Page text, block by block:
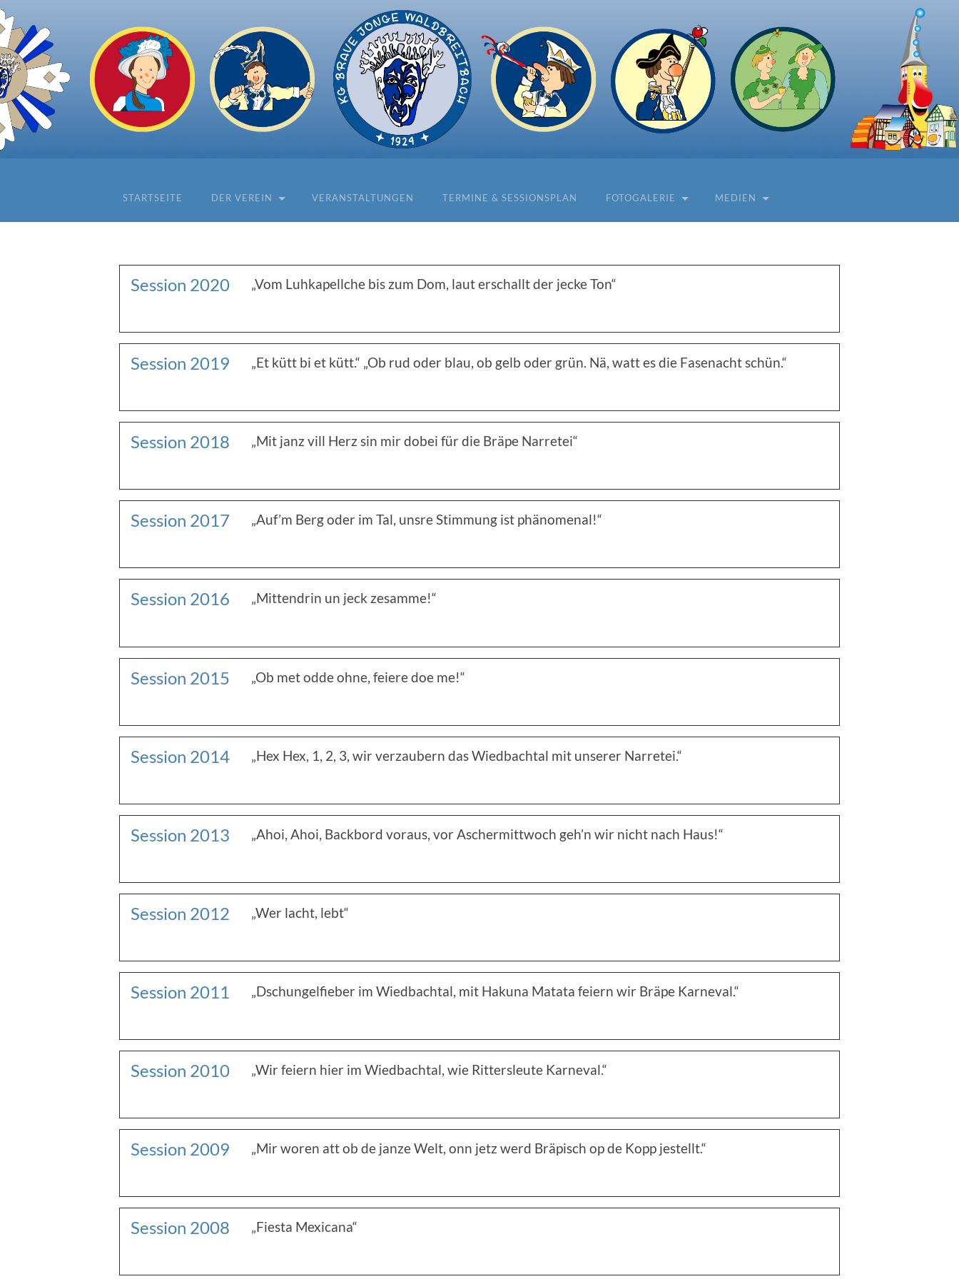
STARTSEITE DER VEREIN VERANSTALTUNGEN TERMINE & SESSIONSPLAN FOTOGALERIE MEDIEN
Session 2020 „Vom Luhkapellche bis zum Dom, laut erschallt der jecke Ton“
Session 2019 „Et kütt bi et kütt.“ „Ob rud oder blau, ob gelb oder grün. Nä, watt es die Fasenacht schün.“
Session 2018 „Mit janz vill Herz sin mir dobei für die Bräpe Narretei“
Session 2017 „Auf’m Berg oder im Tal, unsre Stimmung ist phänomenal!“
Session 2016 „Mittendrin un jeck zesamme!“
Session 2015 „Ob met odde ohne, feiere doe me!“
Session 2014 „Hex Hex, 1, 2, 3, wir verzaubern das Wiedbachtal mit unserer Narretei.“
Session 2013 „Ahoi, Ahoi, Backbord voraus, vor Aschermittwoch geh’n wir nicht nach Haus!“
Session 2012 „Wer lacht, lebt“
Session 2011 „Dschungelfieber im Wiedbachtal, mit Hakuna Matata feiern wir Bräpe Karneval.“
Session 2010 „Wir feiern hier im Wiedbachtal, wie Rittersleute Karneval.“
Session 2009 „Mir woren att ob de janze Welt, onn jetz werd Bräpisch op de Kopp jestellt.“
Session 2008 „Fiesta Mexicana“